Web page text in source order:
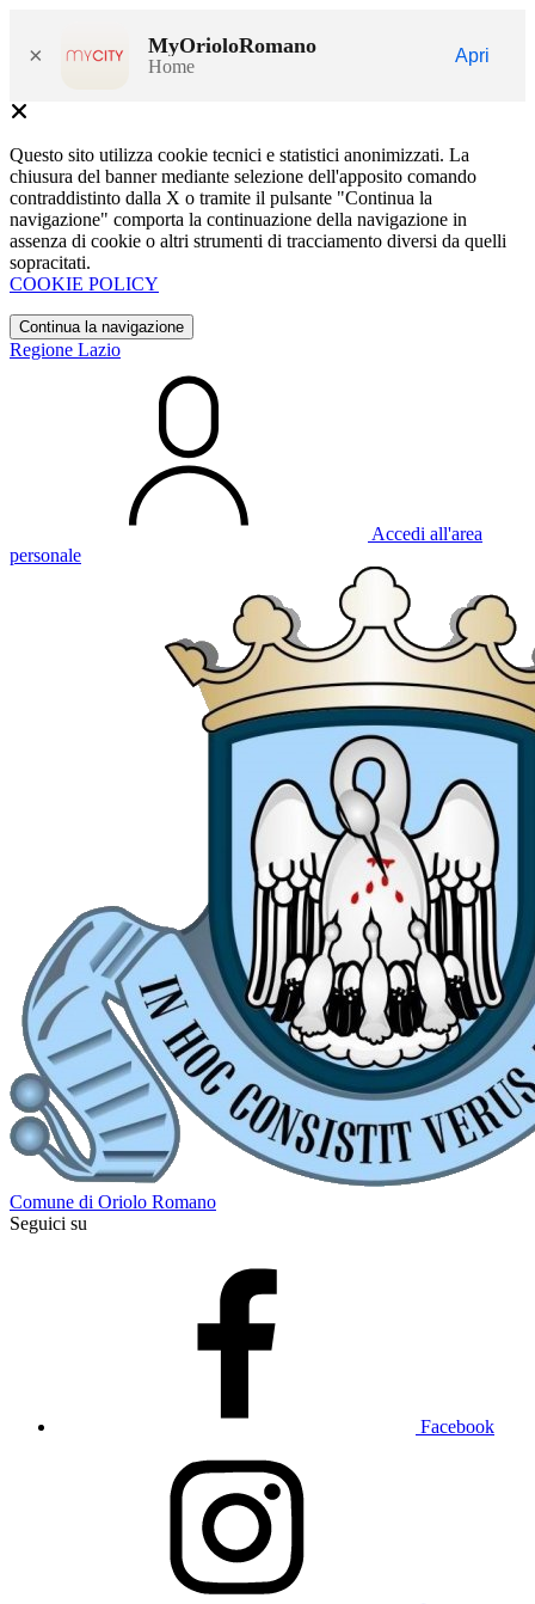
× MyOrioloRomano
Home
Apri
Questo sito utilizza cookie tecnici e statistici anonimizzati. La
chiusura del banner mediante selezione dell'apposito comando
contraddistinto dalla X o tramite il pulsante "Continua la
navigazione" comporta la continuazione della navigazione in
assenza di cookie o altri strumenti di tracciamento diversi da quelli
sopracitati.
COOKIE POLICY
Continua la navigazione
Regione Lazio
Accedi all'area
personale
Comune di Oriolo Romano
Seguici su
Facebook